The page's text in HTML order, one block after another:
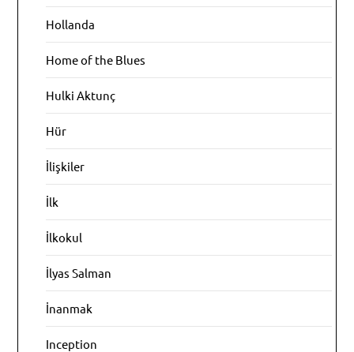
Hollanda
Home of the Blues
Hulki Aktunç
Hür
İlişkiler
İlk
İlkokul
İlyas Salman
İnanmak
Inception